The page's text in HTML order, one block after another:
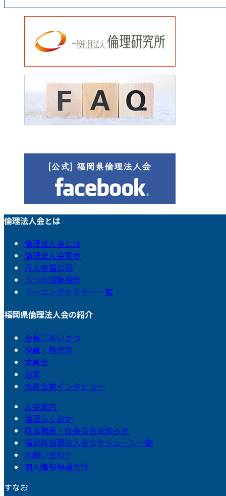
倫理法人会とは
倫理法人会とは
倫理法人会憲章
万人幸福の栞
５つの活動指針
モーニングセミナー一覧
福岡県倫理法人会の紹介
会長ごあいさつ
役員・執行部
委員会
沿革
会員企業インタビュー
入会案内
倫理ふくおか
県事務局・各委員会お知らせ
福岡県倫理法人会スケジュール一覧
お問い合わせ
個人情報保護方針
すなお